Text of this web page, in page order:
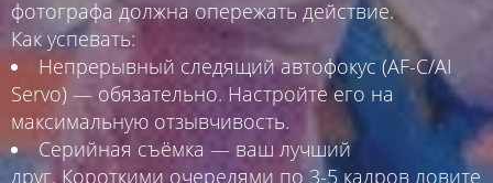
фотографа должна опережать действие.
Как успевать:
Непрерывный следящий автофокус (AF-C/AI
Servo) — обязательно. Настройте его на
максимальную отзывчивость.
Серийная съёмка — ваш лучший
друг. Короткими очередями по 3-5 кадров ловите